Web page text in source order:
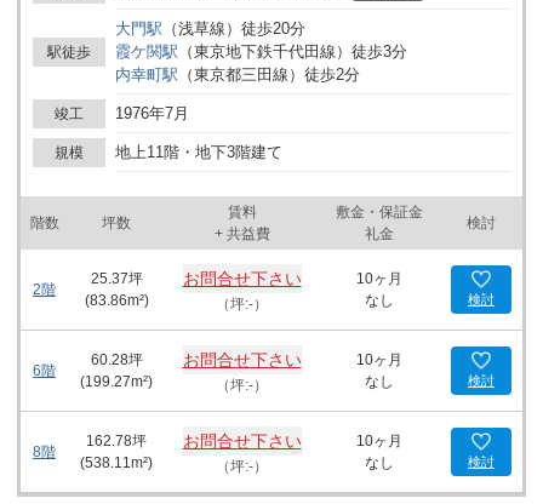
アクセスの良さを誇ります。 建物自体は鉄骨鉄筋コンクリート造
で、地下1階、地上11階建て。耐震性にも優れ、安心してご使用い
ただける構造です。床下にはOAフロアを採用しており、ケーブル
類をすっきりと収納できるため、オフィス内を清潔に保つことがで
きます。また、セントラル空調により、年間を通して快適な室内環
境が維持され、作業効率の向上にも貢献します。 ビル内は、南北に
広がる基準階約250坪の貸室があり、フロアごとに様々な大きさの
区画が設定されております。窓が多く設置されているため、自然光
がたっぷりと差し込み、明るく開放的なオフィス空間を提供しま
す。最上階には、国際会議が可能なプレスセンターホールとレスト
ランを併設しており、ビジネスシーンにおいて大きな強みとなりま
す。また、1階には書店が、地下1階にはクリニックや飲食店が入居
しており、日々のビジネスライフをサポートします。 周辺環境にお
いても、日本プレスセンタービルは魅力的なロケーションにありま
す。日比谷公園の目の前に位置し、省庁や銀行支店、郵便局などが
近くにあるため、ビジネスでの手続きもスムーズに行えます。さら
に、飲食店やコンビニが周辺に充実しているため、仕事の合間の休
い建物スペック、利便性の高い立地、そしてビジネスに必要な機能
を網羅していることから、新聞社や士業の方々をはじめ、多くの企
業にとって理想的なオフィス空間を提供しています。このビルが、
あなたのビジネスの成功を後押しすること間違いなしです。
駅徒歩
大門駅 （浅草線 ） 徒歩20分
霞ケ関駅 （東京地下鉄千代田線 ） 徒歩3分
内幸町駅 （東京都三田線 ） 徒歩2分
竣工 1976年7月
規模 地上11階・地下3階建て
階数 坪数
賃料
+ 共益費
敷金・保証金
礼金
検討
2階
25.37坪
(83.86m²)
お問合せ下さい
（坪:-）
10ヶ月
なし
検討
6階
60.28坪
(199.27m²)
お問合せ下さい
（坪:-）
10ヶ月
なし
検討
8階
162.78坪
(538.11m²)
お問合せ下さい
（坪:-）
10ヶ月
なし
検討